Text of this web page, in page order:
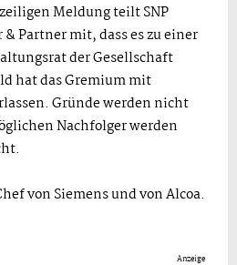
Meldung teilt SNP
Partner mit, dass es zu einer
der Gesellschaft
hat das Gremium mit
Gründe werden nicht
Nachfolger werden
von Siemens und von Alcoa.
Anzeige